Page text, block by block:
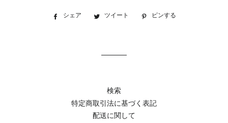
シェア
Facebookツイート
Twitter ピンする
検索
特定商取引法に基づく表記
配送に関して